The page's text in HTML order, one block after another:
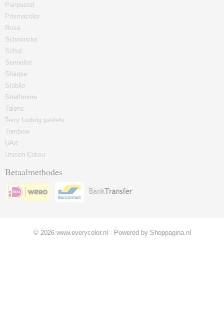
Panpastel
Prismacolor
Rosa
Schmincke
Schut
Sennelier
Sharpie
Stabilo
Strathmore
Talens
Terry Ludwig pastels
Tombow
UArt
Unison Colour
Betaalmethodes
© 2026 www.everycolor.nl - Powered by Shoppagina.nl